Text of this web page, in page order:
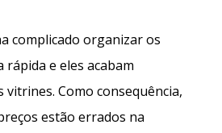
complicado organizar os
e eles acabam
vitrines. Como consequência,
estão errados na